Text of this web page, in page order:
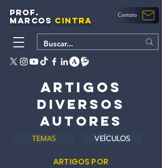
PROF.
MARCOS CINTRA Contato
ARTIGOs
diversos
autores
TEMAS VEÍCULOS
ARTIGOS POR